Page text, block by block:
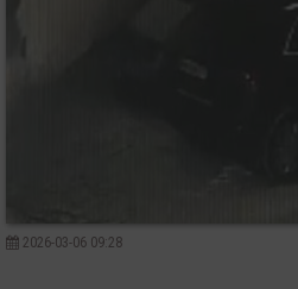
2026-03-06 09:28